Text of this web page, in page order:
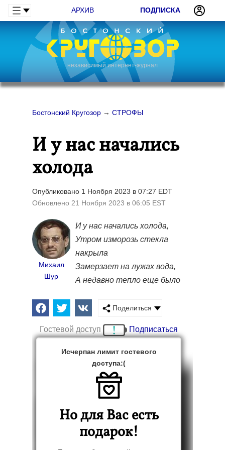
АРХИВ ПОДПИСКА
независимый интернет-журнал
Бостонский Кругозор → СТРОФЫ
И у нас начались
холода
Опубликовано 1 Ноября 2023 в 07:27 EDT
Обновлено 21 Ноября 2023 в 06:05 EST
Михаил
Шур
И у нас начались холода,
Утром изморозь стекла
накрыла
Замерзает на лужах вода,
А недавно тепло еще было
Поделиться
Гостевой доступ Подписаться
Исчерпан лимит гостевого
доступа:(
Но для Вас есть
подарок!